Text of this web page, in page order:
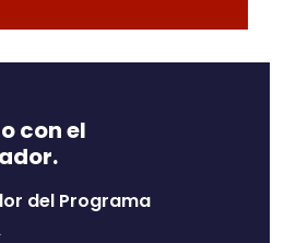
con el
del Programa